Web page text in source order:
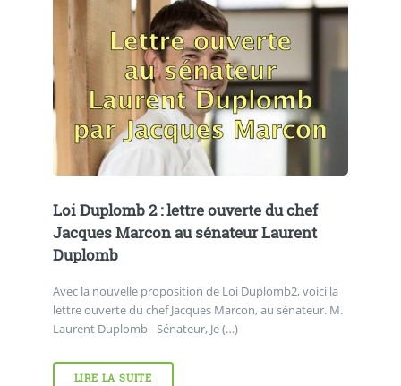
Loi Duplomb 2 : lettre ouverte du chef
Jacques Marcon au sénateur Laurent
Duplomb
Avec la nouvelle proposition de Loi Duplomb2, voici la
lettre ouverte du chef Jacques Marcon, au sénateur. M.
Laurent Duplomb - Sénateur, Je (…)
LIRE LA SUITE